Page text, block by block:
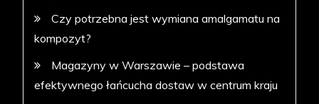
Czy potrzebna jest wymiana amalgamatu na
kompozyt?
Magazyny w Warszawie – podstawa
efektywnego łańcucha dostaw w centrum kraju